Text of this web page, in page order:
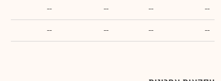
--
--
--
--
--
--
--
--